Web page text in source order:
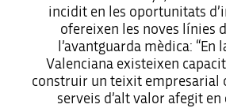
incidit en les oportunitats
ofereixen les noves línies
l’avantguarda mèdica: “En
Valenciana existeixen
construir un teixit empresarial
serveis d’alt valor afegit en